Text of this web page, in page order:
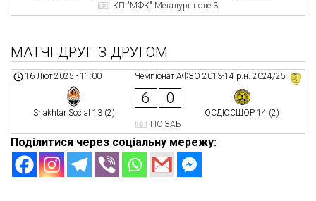
КП "МФК" Металург поле 3
МАТЧІ ДРУГ З ДРУГОМ
Чемпіонат АФЗО 2013-14 р.н. 2024/25
16 Лют 2025 -11:00
Shakhtar Social 13 (2)
6 0
ОСДЮСШОР 14 (2)
ПС ЗАБ
Поділитися через соціальну мережу: